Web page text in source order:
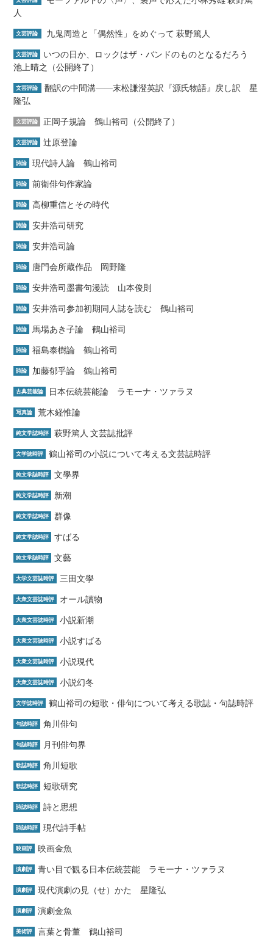
人
文芸評論 九鬼周造と「偶然性」をめぐって 萩野篤人
文芸評論
いつの日か、ロックはザ・バンドのものとなるだろう
池上晴之（公開終了）
文芸評論
翻訳の中間溝――末松謙澄英訳『源氏物語』戻し訳 星
隆弘
文芸評論 正岡子規論 鶴山裕司（公開終了）
文芸評論 辻原登論
詩論 現代詩人論 鶴山裕司
詩論 前衛俳句作家論
詩論 高柳重信とその時代
詩論 安井浩司研究
詩論 安井浩司論
詩論 唐門会所蔵作品 岡野隆
詩論 安井浩司墨書句漫読 山本俊則
詩論 安井浩司参加初期同人誌を読む 鶴山裕司
詩論 馬場あき子論 鶴山裕司
詩論 福島泰樹論 鶴山裕司
詩論 加藤郁乎論 鶴山裕司
古典芸能論 日本伝統芸能論 ラモーナ・ツァラヌ
写真論 荒木経惟論
純文学誌時評 萩野篤人 文芸誌批評
文学誌時評 鶴山裕司の小説について考える文芸誌時評
純文学誌時評 文學界
純文学誌時評 新潮
純文学誌時評 群像
純文学誌時評 すばる
純文学誌時評 文藝
大学文芸誌時評 三田文學
大衆文芸誌時評 オール讀物
大衆文芸誌時評 小説新潮
大衆文芸誌時評 小説すばる
大衆文芸誌時評 小説現代
大衆文芸誌時評 小説幻冬
文学誌時評 鶴山裕司の短歌・俳句について考える歌誌・句誌時評
句誌時評 角川俳句
句誌時評 月刊俳句界
歌誌時評 角川短歌
歌誌時評 短歌研究
詩誌時評 詩と思想
詩誌時評 現代詩手帖
映画評 映画金魚
演劇評 青い目で観る日本伝統芸能 ラモーナ・ツァラヌ
演劇評 現代演劇の見（せ）かた 星隆弘
演劇評 演劇金魚
美術評 言葉と骨董 鶴山裕司